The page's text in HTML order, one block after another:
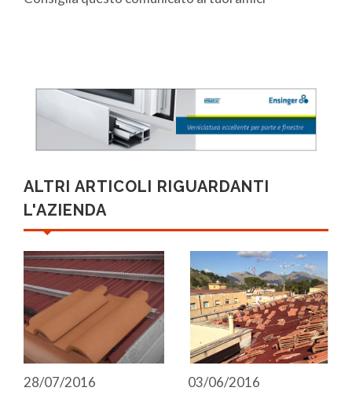
ALTRI ARTICOLI RIGUARDANTI
L'AZIENDA
28/07/2016
03/06/2016